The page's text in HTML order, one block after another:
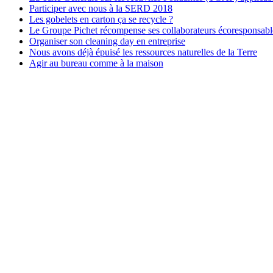
Participer avec nous à la SERD 2018
Les gobelets en carton ça se recycle ?
Le Groupe Pichet récompense ses collaborateurs
Organiser son cleaning day en entreprise
Nous avons déjà épuisé les ressources naturelles de la Terre
Agir au bureau comme à la maison